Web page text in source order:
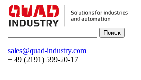
sales@quad-industry.com|
+ 49 (2191) 599-20-17